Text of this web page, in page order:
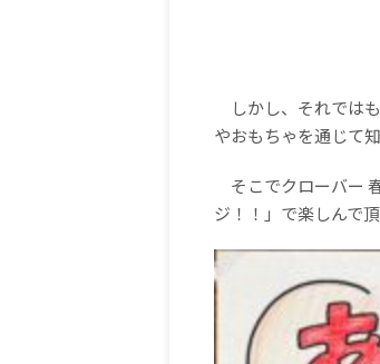
しかし、それでは
やおもちゃを通じて
そこでクローバー
ジ！！」で楽しんで頂